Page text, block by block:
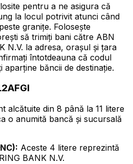
pentru a ne asigura că
la locul potrivit atunci când
granițe. Folosește
să trimiți bani către ABN
N.V. la adresa, orașul și țara
întotdeauna că codul
băncii de destinație.
alcătuite din 8 până la 11 litere
o anumită bancă și sucursală
Aceste 4 litere reprezintă
BANK N.V.